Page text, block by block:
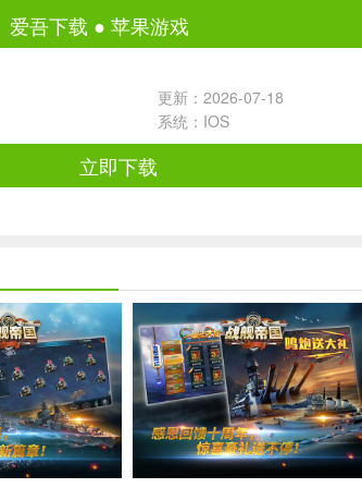
爱吾下载 ● 苹果游戏
更新：2026-07-18
系统：IOS
立即下载